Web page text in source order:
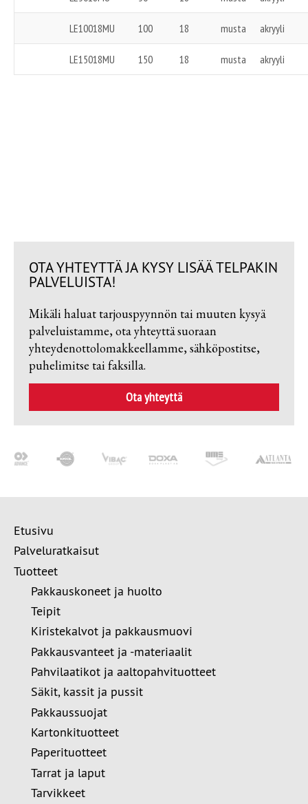
LE10018MU 100 18 musta akryyli
LE15018MU 150 18 musta akryyli
OTA YHTEYTTÄ JA KYSY LISÄÄ TELPAKIN
PALVELUISTA!
Mikäli haluat tarjouspyynnön tai muuten kysyä
palveluistamme, ota yhteyttä suoraan
yhteydenottolomakkeellamme, sähköpostitse,
puhelimitse tai faksilla.
Ota yhteyttä
Etusivu
Palveluratkaisut
Tuotteet
Pakkauskoneet ja huolto
Teipit
Kiristekalvot ja pakkausmuovi
Pakkausvanteet ja -materiaalit
Pahvilaatikot ja aaltopahvituotteet
Säkit, kassit ja pussit
Pakkaussuojat
Kartonkituotteet
Paperituotteet
Tarrat ja laput
Tarvikkeet